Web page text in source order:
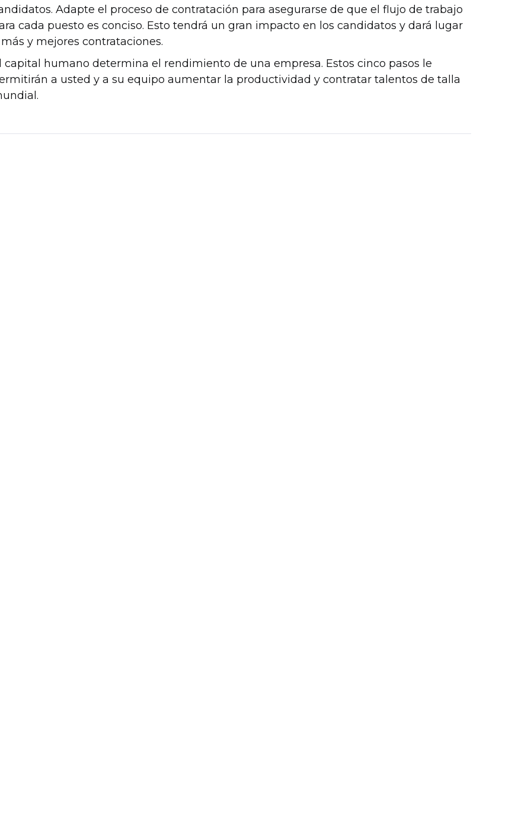
Adapte el proceso de contratación para asegurarse de que el flujo de trabajo
cada puesto es conciso. Esto tendrá un gran impacto en los candidatos y dará lugar
y mejores contrataciones.
capital humano determina el rendimiento de una empresa. Estos cinco pasos le
a usted y a su equipo aumentar la productividad y contratar talentos de talla